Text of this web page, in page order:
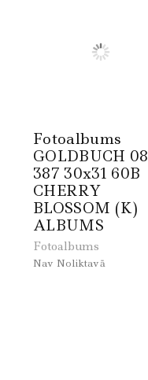
Fotoalbums
GOLDBUCH 08
387 30x31 60B
CHERRY
BLOSSOM (K)
ALBUMS
Fotoalbums
Nav Noliktavā